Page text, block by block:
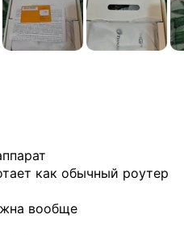
как обычный роутер
вообще